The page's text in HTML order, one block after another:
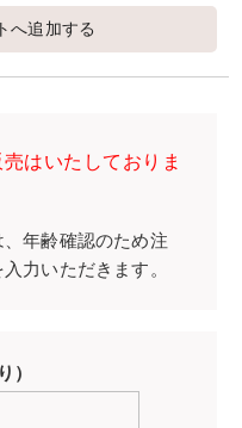
へ追加する
はいたしておりま
年齢確認のため注
力いただきます。
）